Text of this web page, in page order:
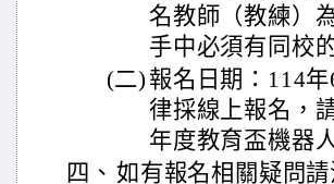
名教師（教練）
手中必須有同校
(二) 報名日期：114
律採線上報名，
年度教育盃機器
四、 如有報名相關疑問